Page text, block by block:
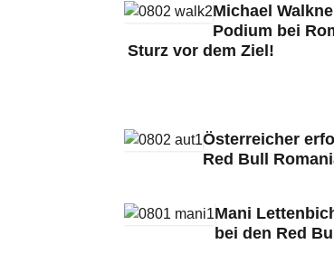
Michael
Podium bei
Sturz vor dem Ziel!
Österreicher
Red Bull
Mani
bei den Red